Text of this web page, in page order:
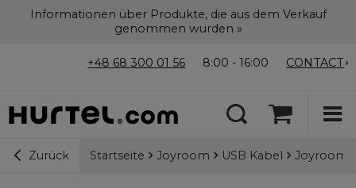
Informationen über Produkte, die aus dem Verkauf
genommen wurden »
+48 68 300 01 56 8:00 - 16:00 CONTACT
Zurück Startseite Joyroom USB Kabel Joyroom